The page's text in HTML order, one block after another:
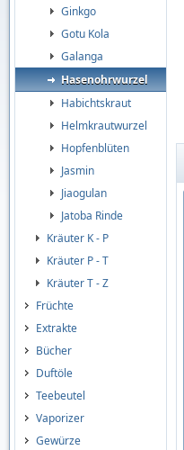
Ginkgo
Gotu Kola
Galanga
Hasenohrwurzel
Habichtskraut
Helmkrautwurzel
Hopfenblüten
Jasmin
Jiaogulan
Jatoba Rinde
Kräuter K - P
Kräuter P - T
Kräuter T - Z
Früchte
Extrakte
Bücher
Duftöle
Teebeutel
Vaporizer
Gewürze